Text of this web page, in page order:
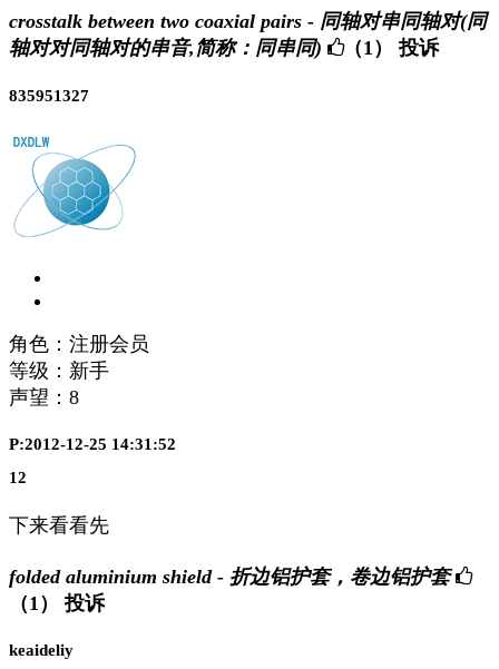
crosstalk between two coaxial pairs - 同轴对串同轴对(同
轴对对同轴对的串音,简称：同串同)
（1） 投诉
835951327
角色：注册会员
等级：新手
声望： 8
P:2012-12-25 14:31:52
12
下来看看先
folded aluminium shield - 折边铝护套，卷边铝护套
（1）
投诉
keaideliy